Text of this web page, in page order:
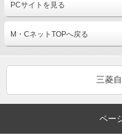
PCサイトを見る
M・CネットTOPへ戻る
三菱
ペー